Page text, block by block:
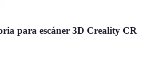
para escáner 3D Creality CR